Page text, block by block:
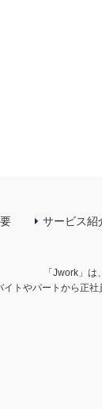
サービス紹
「Jwork」
イトやパートから正